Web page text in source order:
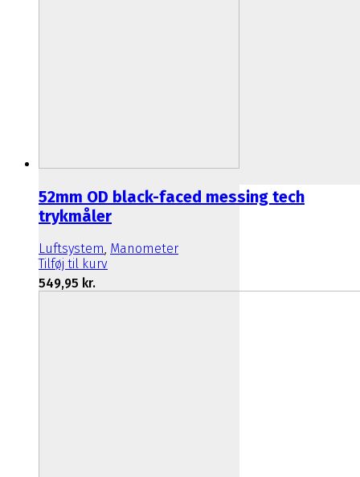
52mm OD black-faced messing tech
trykmåler
Luftsystem Manometer
Tilføj til kurv
549,95 kr.